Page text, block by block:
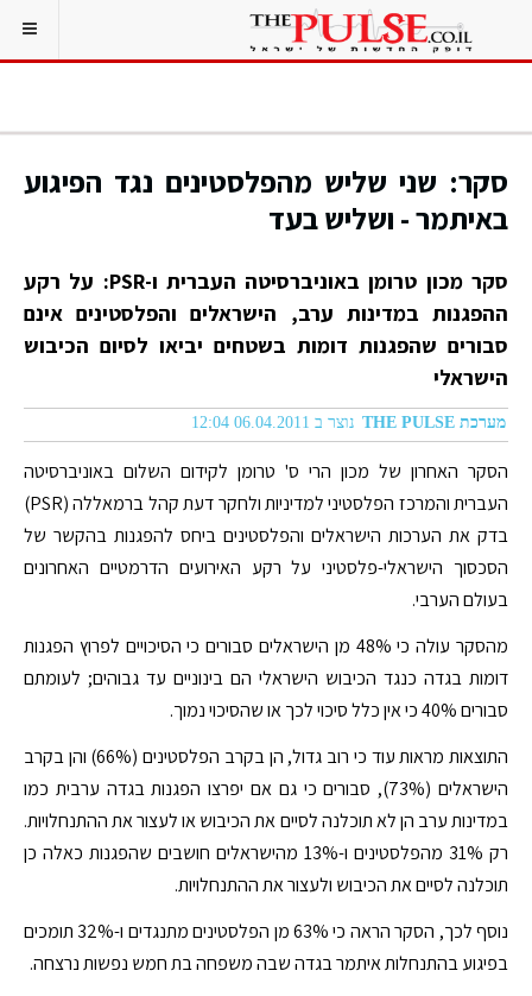
סקר: שני שליש מהפלסטינים נגד הפיגוע
באיתמר - ושליש בעד
סקר מכון טרומן באוניברסיטה העברית ו-PSR: על רקע
ההפגנות במדינות ערב, הישראלים והפלסטינים אינם
סבורים שהפגנות דומות בשטחים יביאו לסיום הכיבוש
הישראלי
מערכת THE PULSE נוצר ב 06.04.2011 12:04
הסקר האחרון של מכון הרי ס' טרומן לקידום השלום באוניברסיטה
העברית והמרכז הפלסטיני למדיניות ולחקר דעת קהל ברמאללה (PSR)
בדק את הערכות הישראלים והפלסטינים ביחס להפגנות בהקשר של
הסכסוך הישראלי-פלסטיני על רקע האירועים הדרמטיים האחרונים
בעולם הערבי.
מהסקר עולה כי 48% מן הישראלים סבורים כי הסיכויים לפרוץ הפגנות
דומות בגדה כנגד הכיבוש הישראלי הם בינוניים עד גבוהים; לעומתם
סבורים 40% כי אין כלל סיכוי לכך או שהסיכוי נמוך.
התוצאות מראות עוד כי רוב גדול, הן בקרב הפלסטינים (66%) והן בקרב
הישראלים (73%), סבורים כי גם אם יפרצו הפגנות בגדה ערבית כמו
במדינות ערב הן לא תוכלנה לסיים את הכיבוש או לעצור את ההתנחלויות.
רק 31% מהפלסטינים ו-13% מהישראלים חושבים שהפגנות כאלה כן
תוכלנה לסיים את הכיבוש ולעצור את ההתנחלויות.
נוסף לכך, הסקר הראה כי 63% מן הפלסטינים מתנגדים ו-32% תומכים
בפיגוע בהתנחלות איתמר בגדה שבה משפחה בת חמש נפשות נרצחה.